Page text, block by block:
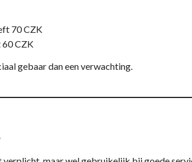
70 CZK
CZK
gebaar dan een verwachting.